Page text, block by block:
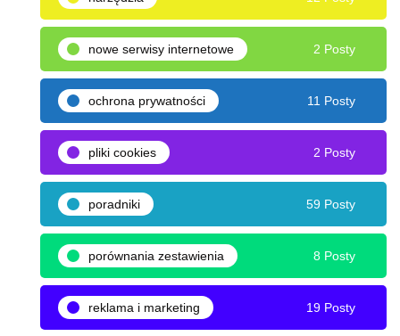
nowe serwisy internetowe 2 Posty
ochrona prywatności 11 Posty
pliki cookies 2 Posty
poradniki 59 Posty
porównania zestawienia 8 Posty
reklama i marketing 19 Posty